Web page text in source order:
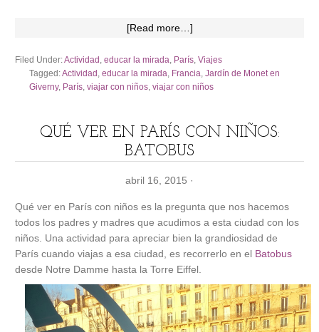
[Read more…]
Filed Under:Actividad,educar la mirada, París,Viajes
Tagged:Actividad,educar la mirada, Francia,Jardín de Monet en
Giverny, París,viajar con niños,viajar con niños
QUÉ VER EN PARÍS CON NIÑOS:
BATOBUS
abril 16, 2015 ·
Qué ver en París con niños es la pregunta que nos hacemos
todos los padres y madres que acudimos a esta ciudad con los
niños. Una actividad para apreciar bien la grandiosidad de
París cuando viajas a esa ciudad, es recorrerlo en el Batobus
desde Notre Damme hasta la Torre Eiffel.